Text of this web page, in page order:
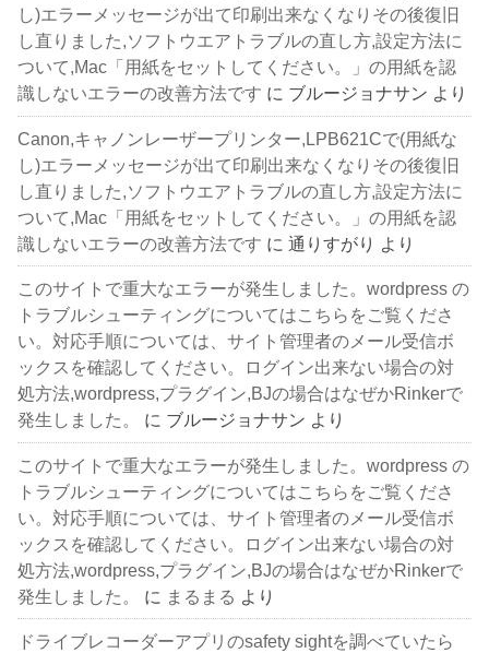
し)エラーメッセージが出て印刷出来なくなりその後復旧
し直りました,ソフトウエアトラブルの直し方,設定方法に
ついて,Mac「用紙をセットしてください。」の用紙を認
識しないエラーの改善方法です に ブルージョナサン より
Canon,キャノンレーザープリンター,LPB621Cで(用紙な
し)エラーメッセージが出て印刷出来なくなりその後復旧
し直りました,ソフトウエアトラブルの直し方,設定方法に
ついて,Mac「用紙をセットしてください。」の用紙を認
識しないエラーの改善方法です に通りすがり より
このサイトで重大なエラーが発生しました。wordpress の
トラブルシューティングについてはこちらをご覧くださ
い。対応手順については、サイト管理者のメール受信ボ
ックスを確認してください。ログイン出来ない場合の対
処方法,wordpress,プラグイン,BJの場合はなぜかRinkerで
発生しました。
に ブルージョナサン より
このサイトで重大なエラーが発生しました。wordpress の
トラブルシューティングについてはこちらをご覧くださ
い。対応手順については、サイト管理者のメール受信ボ
ックスを確認してください。ログイン出来ない場合の対
処方法,wordpress,プラグイン,BJの場合はなぜかRinkerで
発生しました。
に まるまる より
ドライブレコーダーアプリのsafety sightを調べていたら